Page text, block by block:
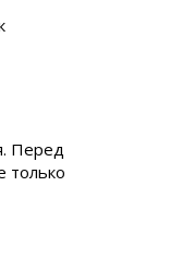
Перед
только